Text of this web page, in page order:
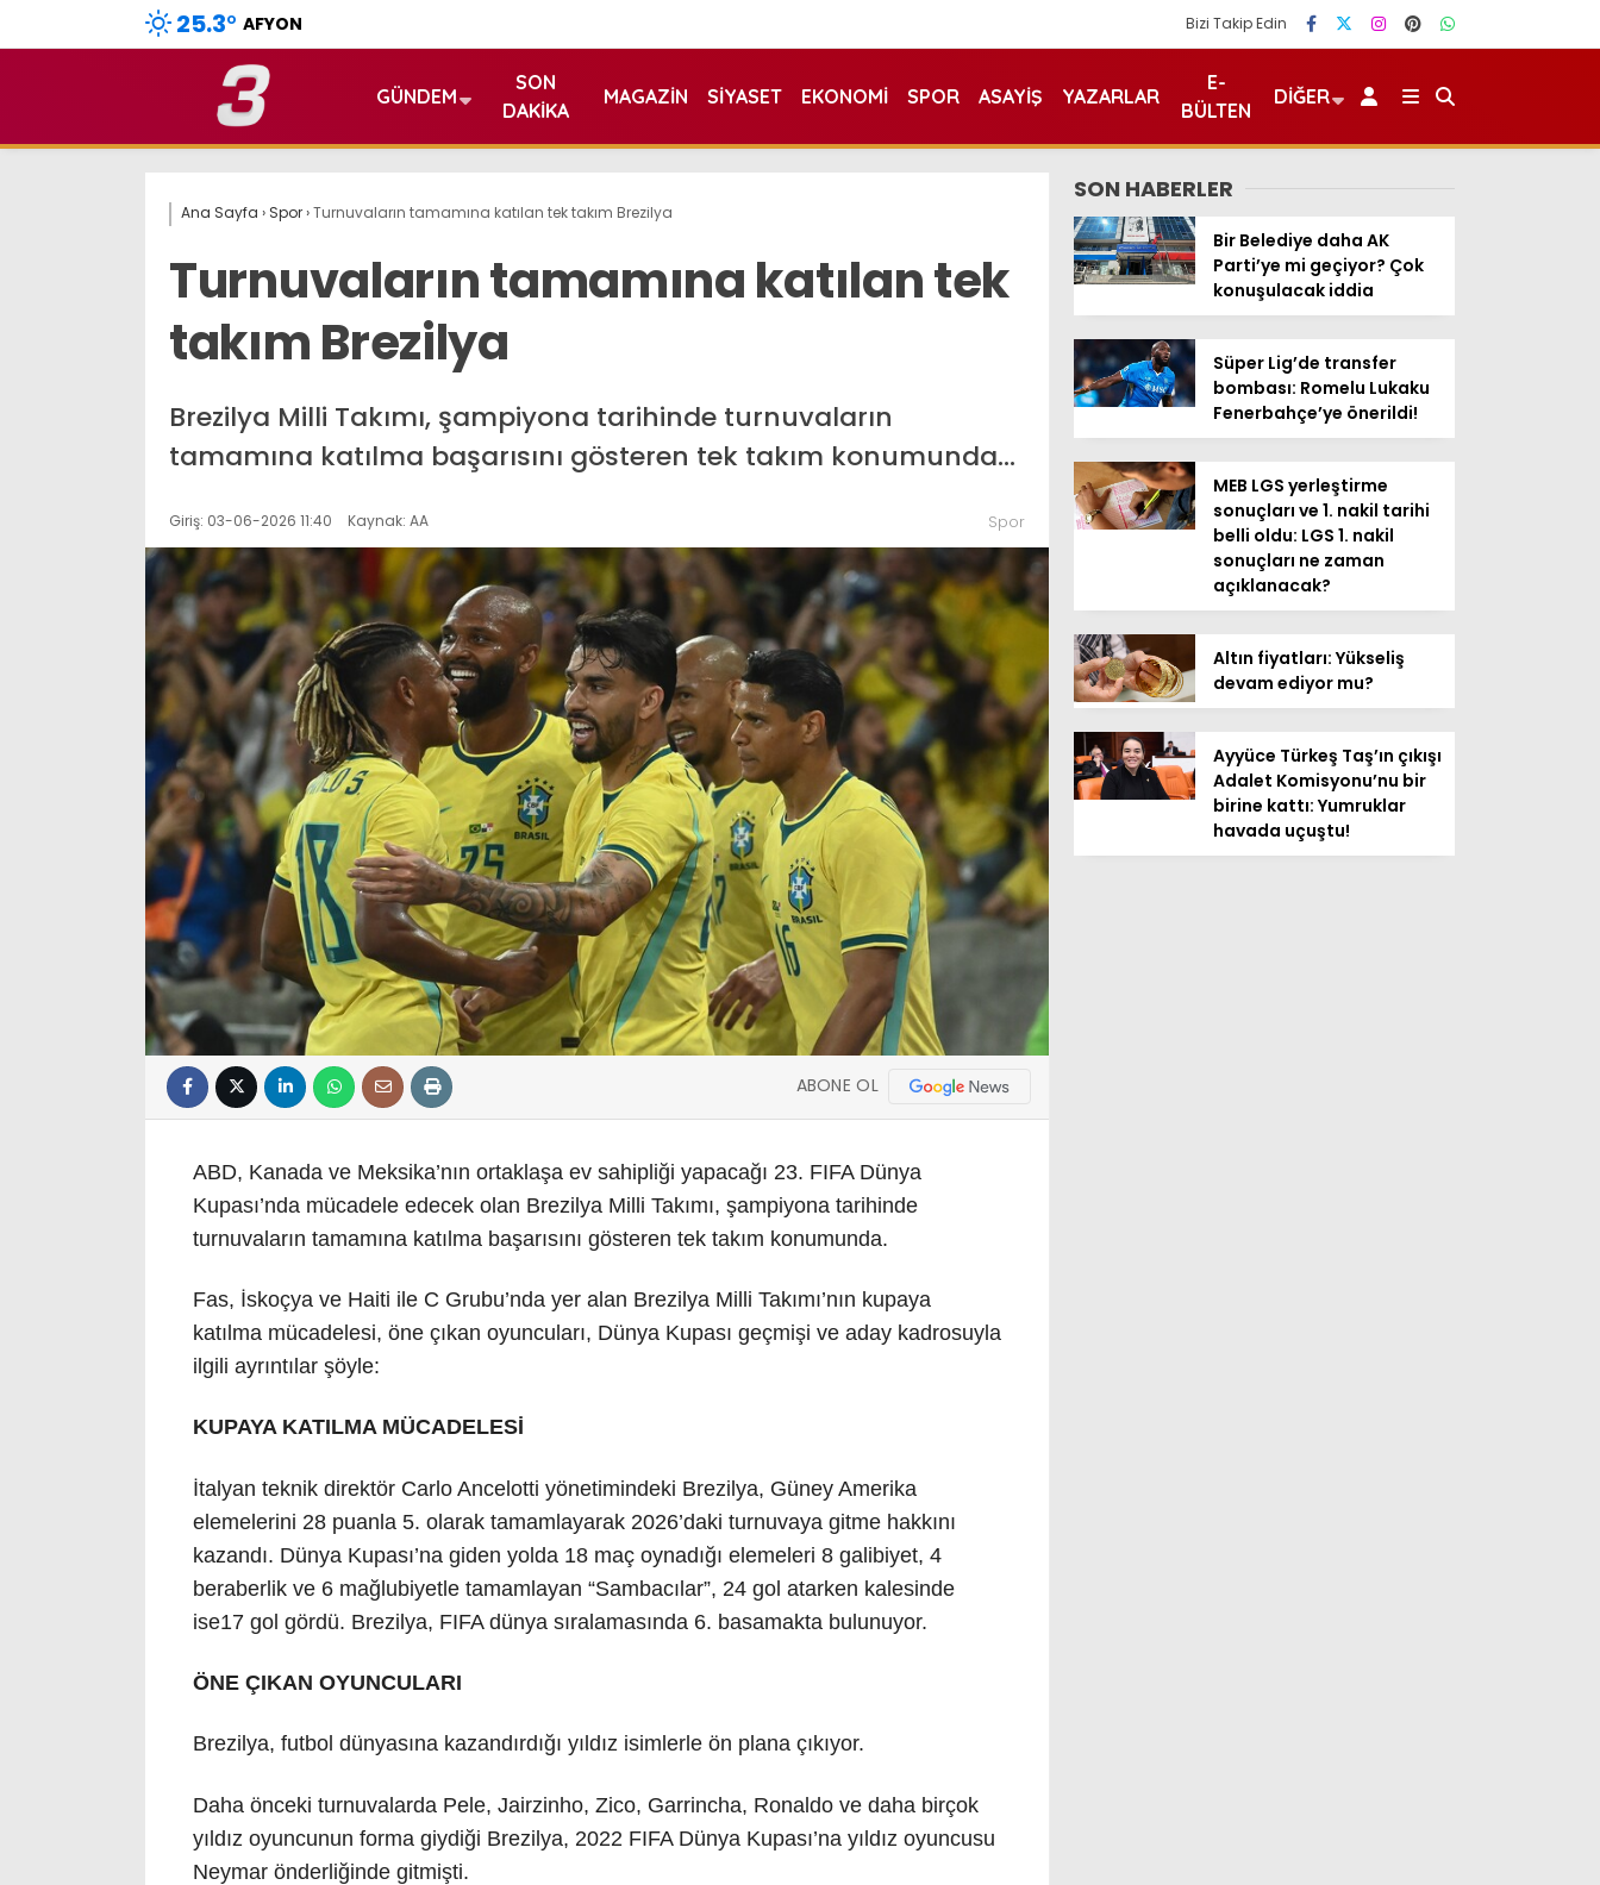
25.3° AFYON Bizi Takip Edin
GÜNDEM
SON
DAKIKA
MAGAZIN SIYASET EKONOMI SPOR ASAYIŞ YAZARLAR
E-
BÜLTEN
DIĞER
Ana Sayfa › Spor›Turnuvaların tamamına katılan tek takım Brezilya
Turnuvaların tamamına katılan tek
takım Brezilya
Brezilya Milli Takımı, şampiyona tarihinde turnuvaların
tamamına katılma başarısını gösteren tek takım konumunda…
Giriş: 03-06-2026 11:40 Kaynak: AA Spor
ABONE OL
ABD, Kanada ve Meksika’nın ortaklaşa ev sahipliği yapacağı 23. FIFA Dünya
Kupası’nda mücadele edecek olan Brezilya Milli Takımı, şampiyona tarihinde
turnuvaların tamamına katılma başarısını gösteren tek takım konumunda.
Fas, İskoçya ve Haiti ile C Grubu’nda yer alan Brezilya Milli Takımı’nın kupaya
katılma mücadelesi, öne çıkan oyuncuları, Dünya Kupası geçmişi ve aday kadrosuyla
ilgili ayrıntılar şöyle:
KUPAYA KATILMA MÜCADELESİ
İtalyan teknik direktör Carlo Ancelotti yönetimindeki Brezilya, Güney Amerika
elemelerini 28 puanla 5. olarak tamamlayarak 2026’daki turnuvaya gitme hakkını
kazandı. Dünya Kupası’na giden yolda 18 maç oynadığı elemeleri 8 galibiyet, 4
beraberlik ve 6 mağlubiyetle tamamlayan “Sambacılar”, 24 gol atarken kalesinde
ise17 gol gördü. Brezilya, FIFA dünya sıralamasında 6. basamakta bulunuyor.
ÖNE ÇIKAN OYUNCULARI
Brezilya, futbol dünyasına kazandırdığı yıldız isimlerle ön plana çıkıyor.
Daha önceki turnuvalarda Pele, Jairzinho, Zico, Garrincha, Ronaldo ve daha birçok
yıldız oyuncunun forma giydiği Brezilya, 2022 FIFA Dünya Kupası’na yıldız oyuncusu
Neymar önderliğinde gitmişti.
SON HABERLER
Bir Belediye daha AK
Parti’ye mi geçiyor? Çok
konuşulacak iddia
Süper Lig’de transfer
bombası: Romelu Lukaku
Fenerbahçe’ye önerildi!
MEB LGS yerleştirme
sonuçları ve 1. nakil tarihi
belli oldu: LGS 1. nakil
sonuçları ne zaman
açıklanacak?
Altın fiyatları: Yükseliş
devam ediyor mu?
Ayyüce Türkeş Taş’ın çıkışı
Adalet Komisyonu’nu bir
birine kattı: Yumruklar
havada uçuştu!